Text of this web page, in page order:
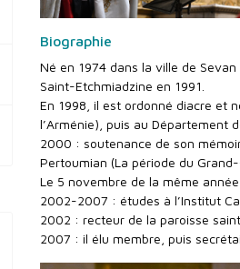
Biographie
Né en 1974 dans la ville de
Saint-Etchmiadzine en 1991.
En 1998, il est ordonné diacre et
l’Arménie), puis au Département
2000 : soutenance de son
Pertoumian (La période du Grand-
Le 5 novembre de la même
2002-2007 : études à l’Institut
2002 : recteur de la paroisse
2007 : il élu membre, puis